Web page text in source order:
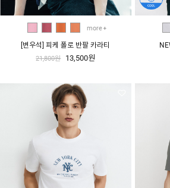
more
[변우석] 피케 폴로 반팔 카라티
21,800원 13,500원